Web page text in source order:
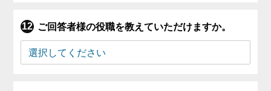
ご回答者様の役職を教えていただけますか。